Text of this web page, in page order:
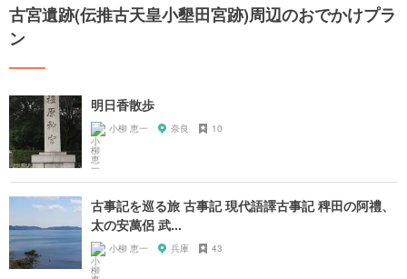
古宮遺跡(伝推古天皇小墾田宮跡)周辺のおでかけプラ
ン
明日香散歩
小柳 恵一 奈良 10
古事記を巡る旅 古事記 現代語譯古事記 稗田の阿禮、
太の安萬侶 武...
小柳 恵一 兵庫 43